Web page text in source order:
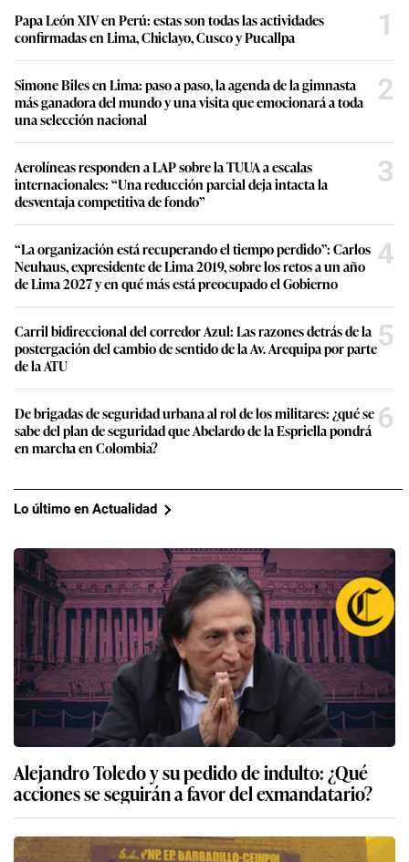
o
n
s
Papa León XIV en Perú: estas son todas las actividades
confirmadas en Lima, Chiclayo, Cusco y Pucallpa
1
Simone Biles en Lima: paso a paso, la agenda de la gimnasta
más ganadora del mundo y una visita que emocionará a toda
una selección nacional
2
Aerolíneas responden a LAP sobre la TUUA a escalas
internacionales: “Una reducción parcial deja intacta la
desventaja competitiva de fondo”
3
“La organización está recuperando el tiempo perdido”: Carlos
Neuhaus, expresidente de Lima 2019, sobre los retos a un año
de Lima 2027 y en qué más está preocupado el Gobierno
4
Carril bidireccional del corredor Azul: Las razones detrás de la
postergación del cambio de sentido de la Av. Arequipa por parte
de la ATU
5
De brigadas de seguridad urbana al rol de los militares: ¿qué se
sabe del plan de seguridad que Abelardo de la Espriella pondrá
en marcha en Colombia?
6
Lo último en Actualidad
Alejandro Toledo y su pedido de indulto: ¿Qué
acciones se seguirán a favor del exmandatario?